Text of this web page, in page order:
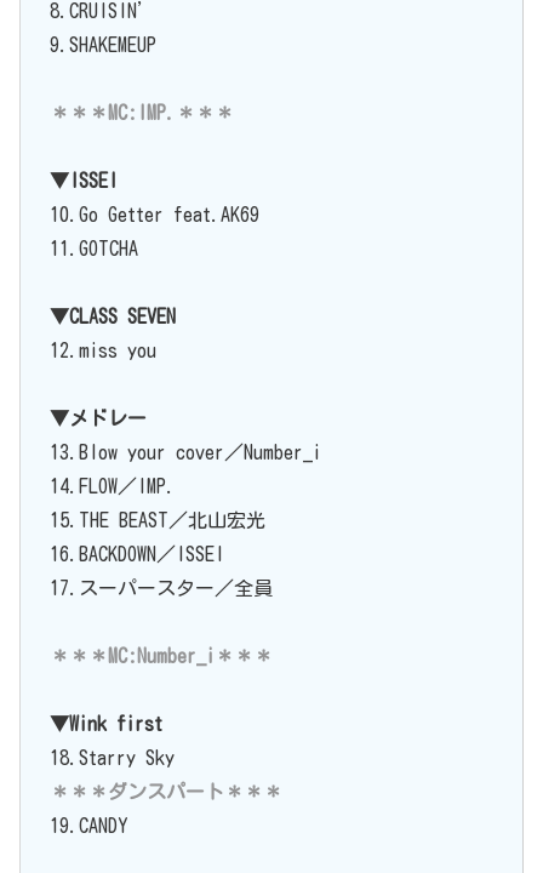
8.CRUISIN’
9.SHAKEMEUP
＊＊＊MC:IMP.＊＊＊
▼ISSEI
10.Go Getter feat.AK69
11.GOTCHA
▼CLASS SEVEN
12.miss you
▼メドレー
13.Blow your cover／Number_i
14.FLOW／IMP.
15.THE BEAST／北山宏光
16.BACKDOWN／ISSEI
17.スーパースター／全員
＊＊＊MC:Number_i＊＊＊
▼Wink first
18.Starry Sky
＊＊＊ダンスパート＊＊＊
19.CANDY